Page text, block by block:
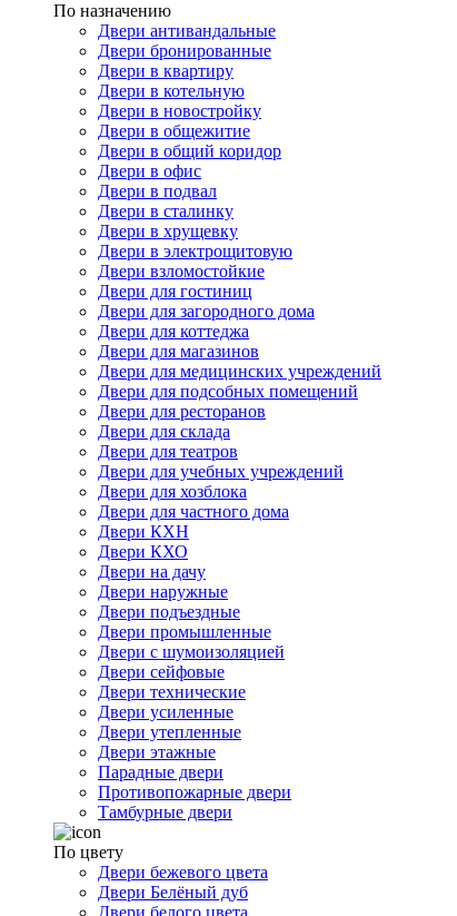
По назначению
Двери антивандальные
Двери бронированные
Двери в квартиру
Двери в котельную
Двери в новостройку
Двери в общежитие
Двери в общий коридор
Двери в офис
Двери в подвал
Двери в сталинку
Двери в хрущевку
Двери в электрощитовую
Двери взломостойкие
Двери для гостиниц
Двери для загородного дома
Двери для коттеджа
Двери для магазинов
Двери для медицинских учреждений
Двери для подсобных помещений
Двери для ресторанов
Двери для склада
Двери для театров
Двери для учебных учреждений
Двери для хозблока
Двери для частного дома
Двери КХН
Двери КХО
Двери на дачу
Двери наружные
Двери подъездные
Двери промышленные
Двери с шумоизоляцией
Двери сейфовые
Двери технические
Двери усиленные
Двери утепленные
Двери этажные
Парадные двери
Противопожарные двери
Тамбурные двери
По цвету
Двери бежевого цвета
Двери Белёный дуб
Двери белого цвета